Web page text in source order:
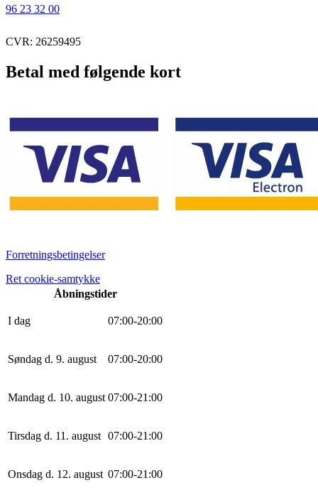
96 23 32 00
CVR: 26259495
Betal med følgende kort
Forretningsbetingelser
Ret cookie-samtykke
Åbningstider
I dag 07:00-20:00
Søndag d. 9. august 07:00-20:00
Mandag d. 10. august 07:00-21:00
Tirsdag d. 11. august 07:00-21:00
Onsdag d. 12. august 07:00-21:00